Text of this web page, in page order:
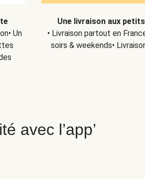
Un
Une livraison aux
• Livraison partout en
soirs & weekends•
avec l’app’